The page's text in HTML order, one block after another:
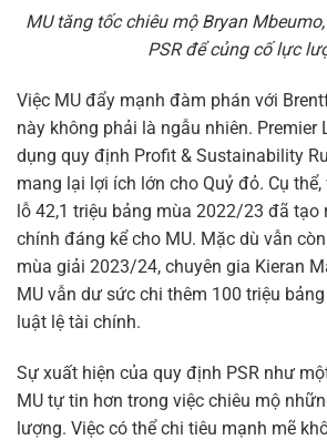
MU tăng tốc chiêu mộ Bryan
PSR để củng cố lực
Việc MU đẩy mạnh đàm phán với
này không phải là ngẫu nhiên. Premier
dụng quy định Profit & Sustainability
mang lại lợi ích lớn cho Quỷ đỏ. Cụ
lỗ 42,1 triệu bảng mùa 2022/23 đã tạo
chính đáng kể cho MU. Mặc dù vẫn
mùa giải 2023/24, chuyên gia Kieran
MU vẫn dư sức chi thêm 100 triệu
luật lệ tài chính.
Sự xuất hiện của quy định PSR như
MU tự tin hơn trong việc chiêu mộ
lượng. Việc có thể chi tiêu mạnh mẽ